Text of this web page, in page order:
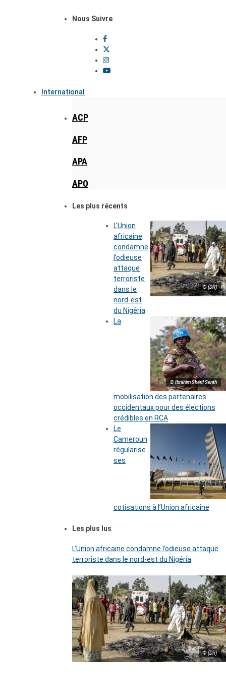
Nous Suivre
International
ACP
AFP
APA
APO
Les plus récents
© (DR)
L’Union
africaine
condamne
l’odieuse
attaque
terroriste
dans le
nord-est
du Nigéria
© Ibrahim Shérif Senth
La
mobilisation des partenaires
occidentaux pour des élections
crédibles en RCA
Le
Cameroun
régularise
ses
cotisations à l’Union africaine
Les plus lus
L’Union africaine condamne l’odieuse attaque
terroriste dans le nord-est du Nigéria
© (DR)